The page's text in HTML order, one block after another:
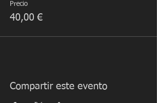
Precio
40,00 €
Compartir este evento